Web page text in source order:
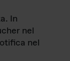
In
nel
nel